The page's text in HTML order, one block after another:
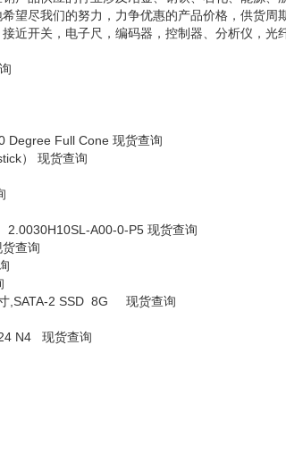
望尽我们的努力，力争优惠的产品价格，供货
近开关，电子尺，编码器，控制器、分析仪，
Degree Full Cone 现货查询
） 现货查询
A00-0-P5 现货查询
货查询
,SATA-2 SSD 8G 现货查询
N4 现货查询